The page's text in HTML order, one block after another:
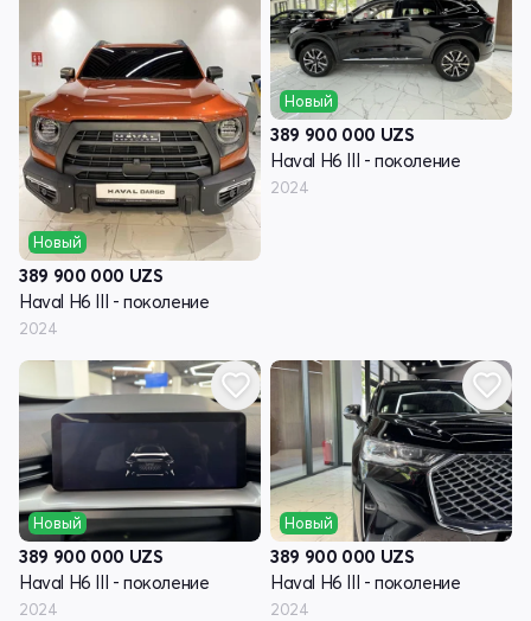
Новый
389 900 000 UZS
Haval H6 III - поколение
2024
Новый
389 900 000 UZS
Haval H6 III - поколение
2024
Новый
389 900 000 UZS
Haval H6 III - поколение
2024
Новый
389 900 000 UZS
Haval H6 III - поколение
2024